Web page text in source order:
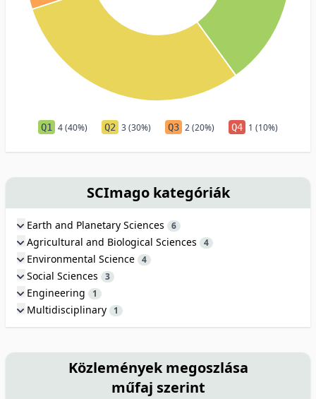
Q1 4 (40%) Q2 3 (30%) Q3 2 (20%) Q4 1 (10%)
SCImago kategóriák
Earth and Planetary Sciences 6
Agricultural and Biological Sciences 4
Environmental Science 4
Social Sciences 3
Engineering 1
Multidisciplinary 1
Közlemények megoszlása
műfaj szerint